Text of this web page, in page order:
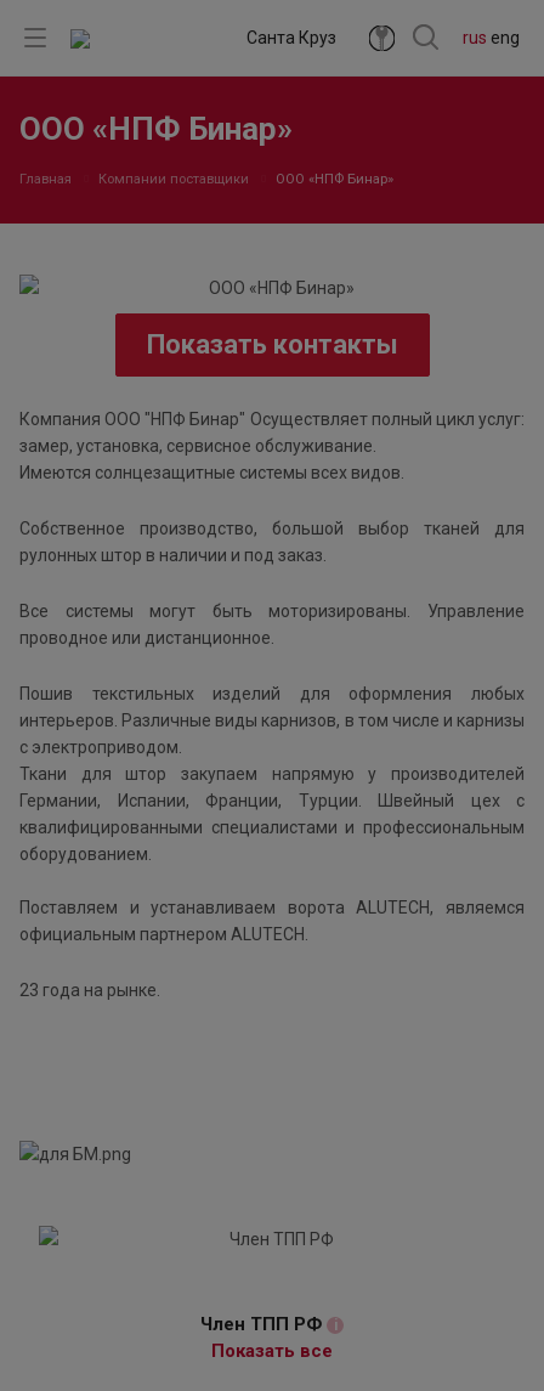
rus eng
Санта Круз
ООО «НПФ Бинар»
Главная Компании поставщики ООО «НПФ Бинар»
Показать контакты
Компания ООО "НПФ Бинар" Осуществляет полный цикл услуг:
замер, установка, сервисное обслуживание.
Имеются солнцезащитные системы всех видов.
Собственное производство, большой выбор тканей для
рулонных штор в наличии и под заказ.
Все системы могут быть моторизированы. Управление
проводное или дистанционное.
Пошив текстильных изделий для оформления любых
интерьеров. Различные виды карнизов, в том числе и карнизы
с электроприводом.
Ткани для штор закупаем напрямую у производителей
Германии, Испании, Франции, Турции. Швейный цех с
квалифицированными специалистами и профессиональным
оборудованием.
Поставляем и устанавливаем ворота ALUTECH, являемся
официальным партнером ALUTECH.
23 года на рынке.
Член ТПП РФ i
Показать все